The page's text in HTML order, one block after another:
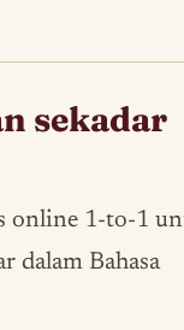
sekadar
online 1-to-1
dalam Bahasa